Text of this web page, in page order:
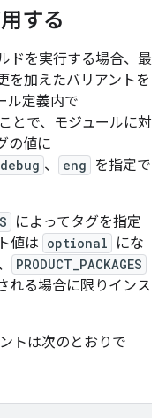
する
ドを実行する場合、最
を加えたバリアントを
ル定義内で
とで、モジュールに対
の値に
debug 、 eng を指定で
によってタグを指定
値は optional
にな
PRODUCT_PACKAGES
れる場合に限りインス
トは次のとおりで